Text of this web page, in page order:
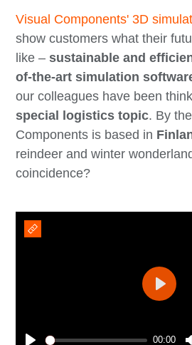
Visual Components' 3D
show customers what their
like –sustainable and
of-the-art simulation
our colleagues have been
special logistics topic. By
Components is based in
reindeer and winter
coincidence?
00:00
Play